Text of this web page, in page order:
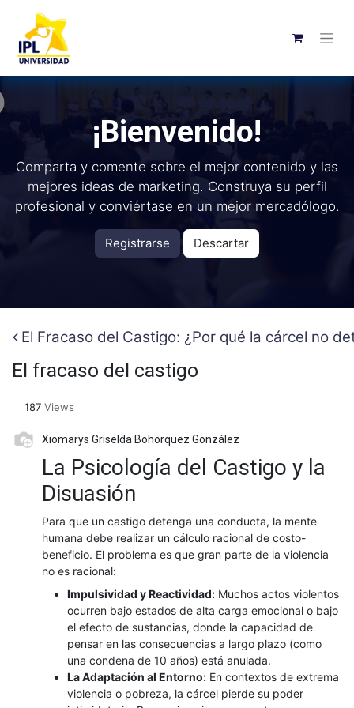
¡Bienvenido!
Comparta y comente sobre el mejor contenido y las
mejores ideas de marketing. Construya su perfil
profesional y conviértase en un mejor mercadólogo.
Registrarse Descartar
El Fracaso del Castigo: ¿Por qué la cárcel no
El fracaso del castigo
187 Views
Xiomarys Griselda Bohorquez González
La Psicología del Castigo y la
Disuasión
​Para que un castigo detenga una conducta, la mente
humana debe realizar un cálculo racional de costo-
beneficio. El problema es que gran parte de la violencia
no es racional:
Impulsividad y Reactividad: Muchos actos violentos
ocurren bajo estados de alta carga emocional o bajo
el efecto de sustancias, donde la capacidad de
pensar en las consecuencias a largo plazo (como
una condena de 10 años) está anulada.
La Adaptación al Entorno: En contextos de extrema
violencia o pobreza, la cárcel pierde su poder